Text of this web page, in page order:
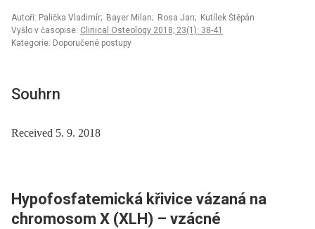
Autoři: Palička Vladimír; Bayer Milan; Rosa Jan; Kutílek Štěpán
Vyšlo v časopise: Clinical Osteology 2018; 23(1): 38-41
Kategorie: Doporučené postupy
Souhrn
Received 5. 9. 2018
Hypofosfatemická křivice vázaná na
chromosom X (XLH) –⁠ vzácné